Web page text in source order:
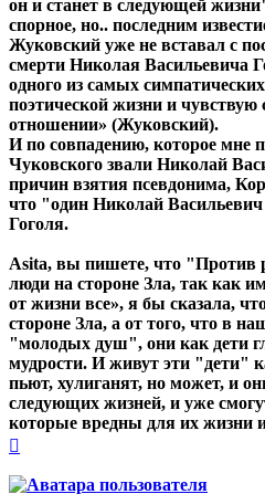
он и станет в следующей
спорное, но.. последним
Жуковский уже не вставал с
смерти Николая Васильевича
одного из самых
поэтической жизни и чувствую
отношении» (Жуковский).
И по совпадению, которое мне
Чуковского звали Николай
причин взятия псевдонима,
что "один Николай
Гоголя.
Asita, вы пишете, что "Против
люди на стороне Зла, так как
от жизни все», я бы сказала,
стороне Зла, а от того, что в
"молодых душ", они как дети
мудрости. И живут эти "дети"
пьют, хулиганят, но может, и
следующих жизней, и уже
которые вредны для их жизни
началу